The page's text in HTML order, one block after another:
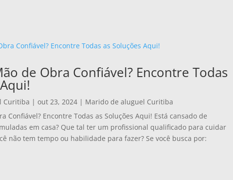
de Obra Confiável? Encontre Todas
Curitiba |out 23, 2024 | Marido de aluguel Curitiba
Confiável? Encontre Todas as Soluções Aqui! Está cansado de
em casa? Que tal ter um profissional qualificado para cuidar
não tem tempo ou habilidade para fazer? Se você busca por: